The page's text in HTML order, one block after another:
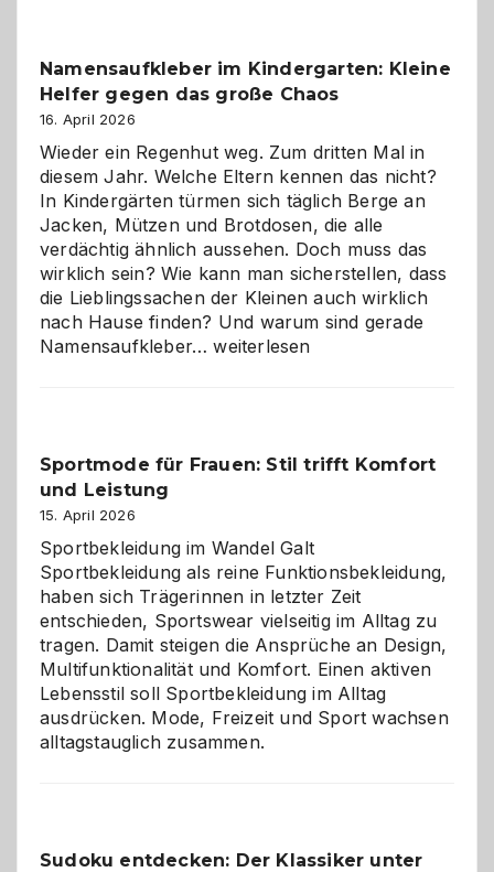
ist
eine
Wahl?
Namensaufkleber im Kindergarten: Kleine
Helfer gegen das große Chaos
16. April 2026
Wieder ein Regenhut weg. Zum dritten Mal in
diesem Jahr. Welche Eltern kennen das nicht?
In Kindergärten türmen sich täglich Berge an
Jacken, Mützen und Brotdosen, die alle
verdächtig ähnlich aussehen. Doch muss das
wirklich sein? Wie kann man sicherstellen, dass
die Lieblingssachen der Kleinen auch wirklich
nach Hause finden? Und warum sind gerade
Namensaufkleber…Namensaufkleber
gegen
Chaos
weiterlesen
Sportmode für Frauen: Stil trifft Komfort
und Leistung
15. April 2026
Sportbekleidung im Wandel Galt
Sportbekleidung als reine Funktionsbekleidung,
haben sich Trägerinnen in letzter Zeit
entschieden, Sportswear vielseitig im Alltag zu
tragen. Damit steigen die Ansprüche an Design,
Multifunktionalität und Komfort. Einen aktiven
Lebensstil soll Sportbekleidung im Alltag
ausdrücken. Mode, Freizeit und Sport wachsen
alltagstauglich zusammen.
Sudoku entdecken: Der Klassiker unter